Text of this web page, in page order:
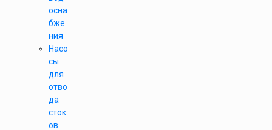
осна
бже
ния
Насо
сы
для
отво
да
сток
ов